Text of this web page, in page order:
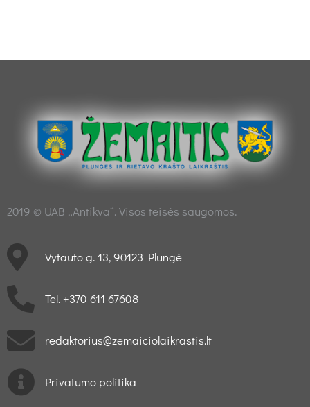
2019 © UAB „Antikva“. Visos teisės saugomos.
Vytauto g. 13, 90123 Plungė
Tel. +370 611 67608
redaktorius@zemaiciolaikrastis.lt
Privatumo politika